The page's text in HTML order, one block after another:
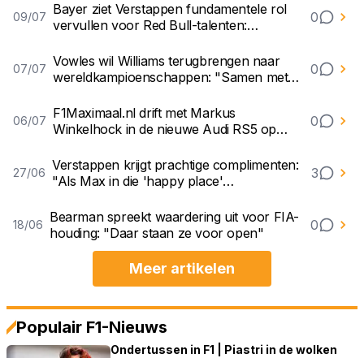
09/07 Bayer ziet Verstappen fundamentele rol
vervullen voor Red Bull-talenten:
0
07/07 Vowles wil Williams terugbrengen naar
wereldkampioenschappen: "Samen met
0
06/07 F1Maximaal.nl drift met Markus
Winkelhock in de nieuwe Audi RS5 op
0
27/06 Verstappen krijgt prachtige complimenten:
"Als Max in die 'happy place'
3
18/06 Bearman spreekt waardering uit voor FIA-
houding: "Daar staan ze voor open"
0
Meer artikelen
Populair F1-Nieuws
Ondertussen in F1 | Piastri in de wolken